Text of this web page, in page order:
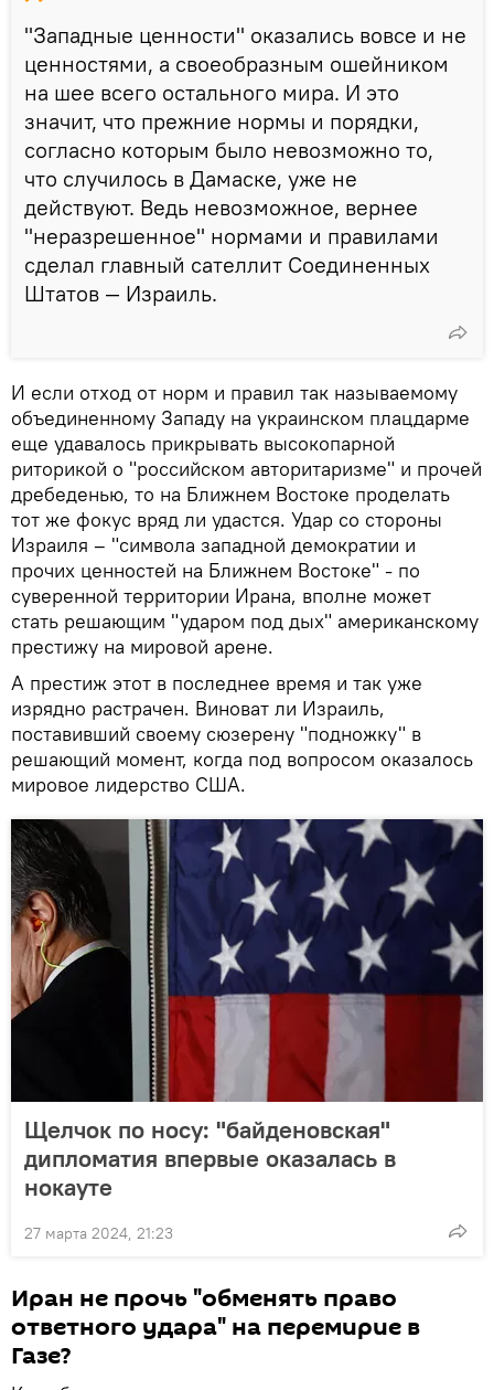
"Западные ценности" оказались вовсе и не
ценностями, а своеобразным ошейником
на шее всего остального мира. И это
значит, что прежние нормы и порядки,
согласно которым было невозможно то,
что случилось в Дамаске, уже не
действуют. Ведь невозможное, вернее
"неразрешенное" нормами и правилами
сделал главный сателлит Соединенных
Штатов — Израиль.
И если отход от норм и правил так называемому
объединенному Западу на украинском плацдарме
еще удавалось прикрывать высокопарной
риторикой о "российском авторитаризме" и прочей
дребеденью, то на Ближнем Востоке проделать
тот же фокус вряд ли удастся. Удар со стороны
Израиля – "символа западной демократии и
прочих ценностей на Ближнем Востоке" - по
суверенной территории Ирана, вполне может
стать решающим "ударом под дых" американскому
престижу на мировой арене.
А престиж этот в последнее время и так уже
изрядно растрачен. Виноват ли Израиль,
поставивший своему сюзерену "подножку" в
решающий момент, когда под вопросом оказалось
мировое лидерство США.
Щелчок по носу: "байденовская"
дипломатия впервые оказалась в
нокауте
27 марта 2024, 21:23
Иран не прочь "обменять право
ответного удара" на перемирие в
Газе?